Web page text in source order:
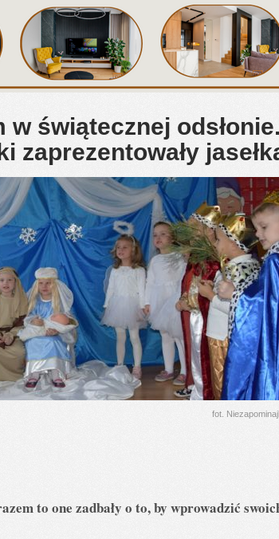
świątecznej
zaprezentowały
fot.
to one zadbały o to, by wprowadzić